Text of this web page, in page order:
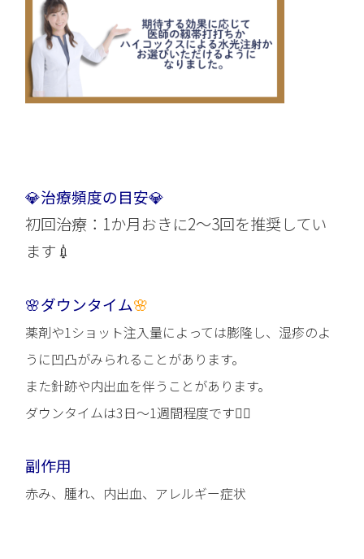
💎治療頻度の目安💎
初回治療：1か月おきに2〜3回を推奨してい
ます💉
🌸ダウンタイム🌸
薬剤や1ショット注入量によっては膨隆し、湿疹のよ
うに凹凸がみられることがあります。
また針跡や内出血を伴うことがあります。
ダウンタイムは3日～1週間程度です🧏‍♀️
副作用
赤み、腫れ、内出血、アレルギー症状